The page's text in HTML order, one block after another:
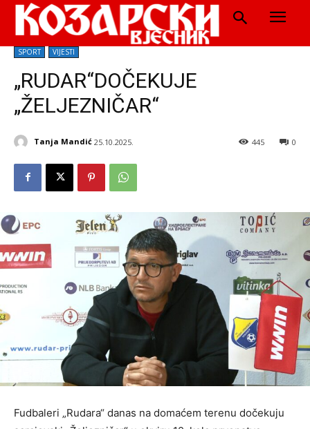
SPORT VIJESTI
„RUDAR“DOČEKUJE
„ŽELJEZNIČAR“
Tanja Mandić 25.10.2025. 0
445
Fudbaleri „Rudara“ danas na domaćem terenu dočekuju